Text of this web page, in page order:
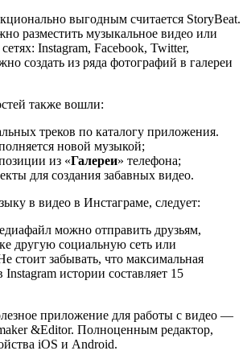
выгодным считается StoryBeat.
разместить музыкальное видео или
Instagram, Facebook, Twitter,
создать из ряда фотографий в галереи
также вошли:
треков по каталогу приложения.
новой музыкой;
из «Галереи» телефона;
для создания забавных видео.
в видео в Инстаграме, следует:
можно отправить друзьям,
другую социальную сеть или
стоит забывать, что максимальная
Instagram истории составляет 15
приложение для работы с видео —
&Editor. Полноценным редактор,
iOS и Android.